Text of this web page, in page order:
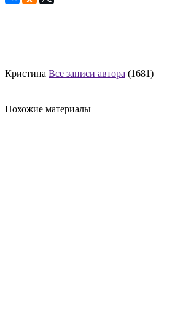
Кристина Все записи автора (1681)
Похожие материалы